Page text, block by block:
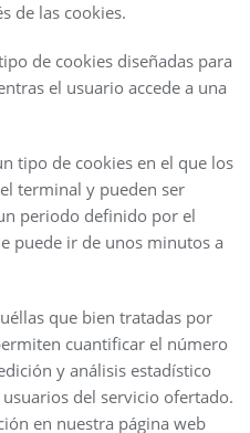
de las cookies.
de cookies diseñadas para
el usuario accede a una
tipo de cookies en el que los
terminal y pueden ser
periodo definido por el
puede ir de unos minutos a
que bien tratadas por
cuantificar el número
y análisis estadístico
del servicio ofertado.
en nuestra página web